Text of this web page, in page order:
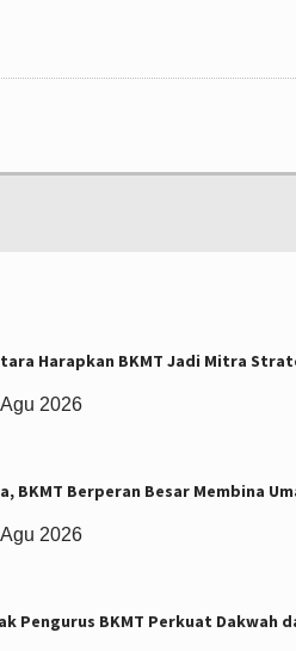
Harapkan BKMT Jadi Mitra
2026
BKMT Berperan Besar Membina
2026
Pengurus BKMT Perkuat Dakwah